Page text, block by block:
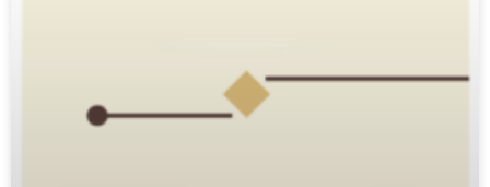
arguidas em sede própria- Recurso não provido.
(TJ-SP – AC: 00622688320128260224 SP